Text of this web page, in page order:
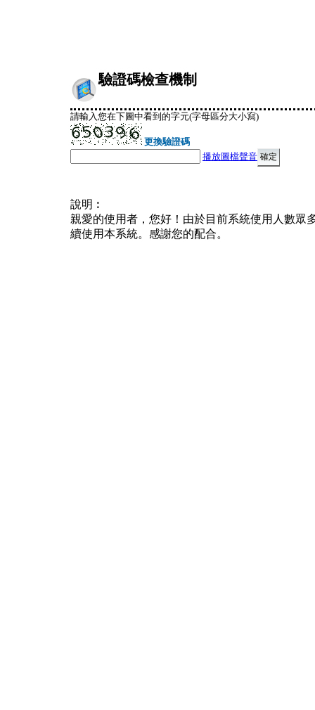
驗證碼檢查機制
請輸入您在下圖中看到的字元(字母區分大小寫)
更換驗證碼
播放圖檔聲音
說明︰
親愛的使用者，您好！由於目前系統使用人數眾
續使用本系統。感謝您的配合。